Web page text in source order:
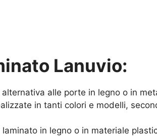
Lanuvio:
alle porte in legno o in
in tanti colori e modelli,
in legno o in materiale